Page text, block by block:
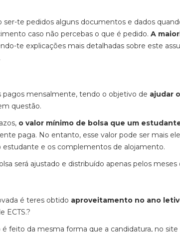
ser-te pedidos alguns documentos e dados
caso não percebas o que é pedido. A
te explicações mais detalhadas sobre este
pagos mensalmente, tendo o objetivo de ajudar
questão.
o valor mínimo de bolsa que um
paga. No entanto, esse valor pode ser mais
e os complementos de alojamento.
será ajustado e distribuído apenas pelos meses
é teres obtido aproveitamento no ano
ECTS.?
feito da mesma forma que a candidatura, no